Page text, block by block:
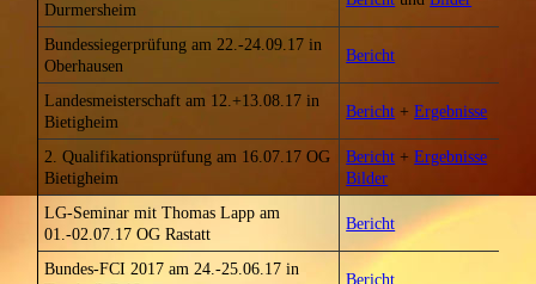
Durmersheim
Bundessiegerprüfung am 22.-24.09.17 in
Oberhausen
Bericht
Landesmeisterschaft am 12.+13.08.17 in
Bietigheim
Bericht +Ergebnisse
2. Qualifikationsprüfung am 16.07.17 OG
Bietigheim
Bericht +Ergebnisse
Bilder
LG-Seminar mit Thomas Lapp am
01.-02.07.17 OG Rastatt
Bericht
Bundes-FCI 2017 am 24.-25.06.17 in
Bericht